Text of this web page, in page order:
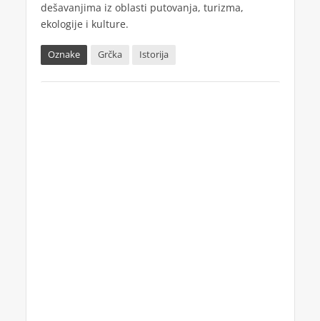
dešavanjima iz oblasti putovanja, turizma,
ekologije i kulture.
Oznake Grčka Istorija